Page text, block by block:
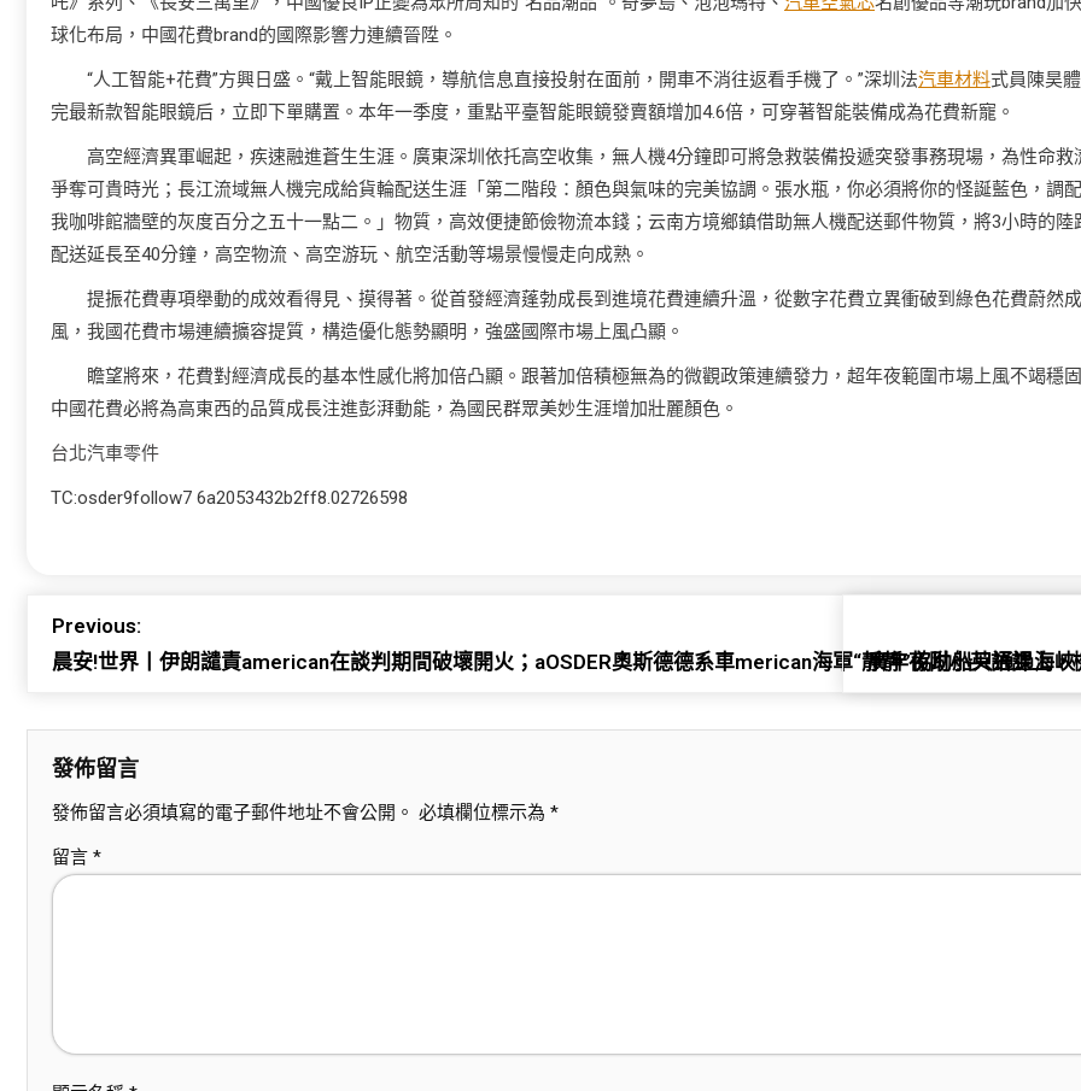
球化布局，中國花費brand的國際影響力連續晉陞。
“人工智能+花費”方興日盛。“戴上智能眼鏡，導航信息直接投射在面前，開車不消往返看手機了。”深圳法汽車材料式員陳昊
完最新款智能眼鏡后，立即下單購置。本年一季度，重點平臺智能眼鏡發賣額增加4.6倍，可穿著智能裝備成為花費新寵。
高空經濟異軍崛起，疾速融進蒼生生涯。廣東深圳依托高空收集，無人機4分鐘即可將急救裝備投遞突發事務現場，為性命救
爭奪可貴時光；長江流域無人機完成給貨輪配送生涯「第二階段：顏色與氣味的完美協調。張水瓶，你必須將你的怪誕藍色，調
我咖啡館牆壁的灰度百分之五十一點二。」物質，高效便捷節儉物流本錢；云南方境鄉鎮借助無人機配送郵件物質，將3小時的陸
配送延長至40分鐘，高空物流、高空游玩、航空活動等場景慢慢走向成熟。
提振花費專項舉動的成效看得見、摸得著。從首發經濟蓬勃成長到進境花費連續升溫，從數字花費立異衝破到綠色花費蔚然成
風，我國花費市場連續擴容提質，構造優化態勢顯明，強盛國際市場上風凸顯。
瞻望將來，花費對經濟成長的基本性感化將加倍凸顯。跟著加倍積極無為的微觀政策連續發力，超年夜範圍市場上風不竭穩固
中國花費必將為高東西的品質成長注進彭湃動能，為國民群眾美妙生涯增加壯麗顏色。
台北汽車零件
TC:osder9follow7 6a2053432b2ff8.02726598
Previous:
晨安!世界丨伊朗譴責american在談判期間破壞開火；aOSDER奧斯德德系車merican海軍“靜靜”協助船只通過海峽
廣年夜附小英語課上，
發佈留言
發佈留言必須填寫的電子郵件地址不會公開。 必填欄位標示為 *
留言 *